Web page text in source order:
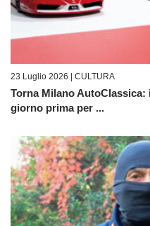
23 Luglio 2026 | CULTURA
Torna Milano AutoClassica:
giorno prima per ...